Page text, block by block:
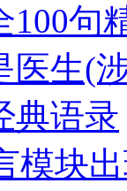
100句
医生(
典语录
模块